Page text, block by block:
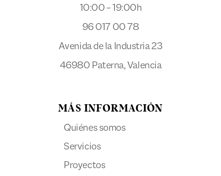
10:00 – 19:00h
96 017 00 78
Avenida de la Industria 23
46980 Paterna, Valencia
MÁS INFORMACIÓN
Quiénes somos
Servicios
Proyectos